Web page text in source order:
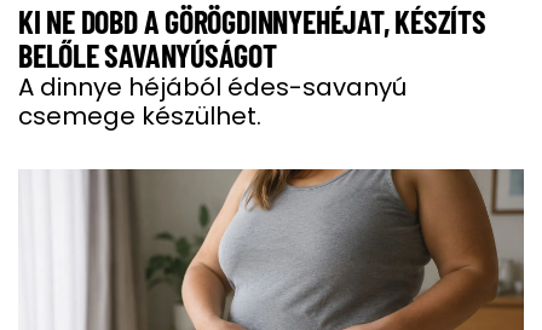
KI NE DOBD A GÖRÖGDINNYEHÉJAT, KÉSZÍTS
BELŐLE SAVANYÚSÁGOT
A dinnye héjából édes-savanyú
csemege készülhet.